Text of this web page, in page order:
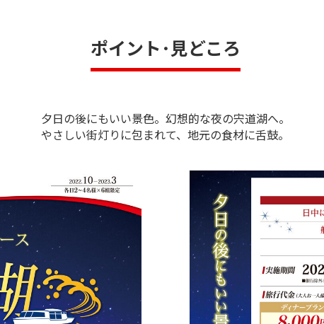
ポイント･見どころ
夕日の後にもいい景色。幻想的な夜の宍道湖へ。
やさしい街灯りに包まれて、地元の食材に舌鼓。